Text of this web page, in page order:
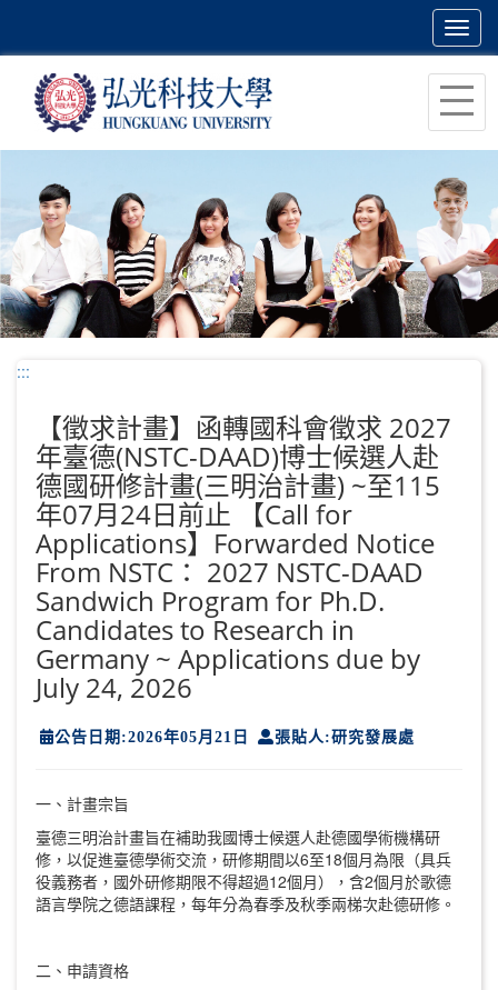
主
容
區
塊
:::
【徵求計畫】函轉國科會徵求 2027
年臺德(NSTC-DAAD)博士候選人赴
德國研修計畫(三明治計畫) ~至115
年07月24日前止 【Call for
Applications】Forwarded Notice
From NSTC： 2027 NSTC-DAAD
Sandwich Program for Ph.D.
Candidates to Research in
Germany ~ Applications due by
July 24, 2026
公告日期:2026年05月21日 張貼人:研究發展處
一、計畫宗旨
臺德三明治計畫旨在補助我國博士候選人赴德國學術機構研
修，以促進臺德學術交流，研修期間以6至18個月為限（具兵
役義務者，國外研修期限不得超過12個月），含2個月於歌德
語言學院之德語課程，每年分為春季及秋季兩梯次赴德研修。
二、申請資格